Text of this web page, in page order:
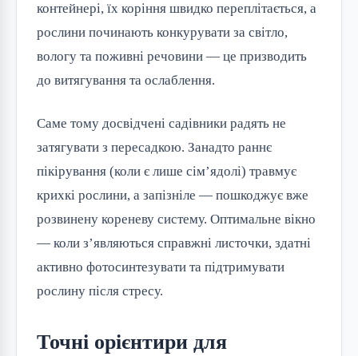
контейнері, їх коріння швидко переплітається, а
рослини починають конкурувати за світло,
вологу та поживні речовини — це призводить
до витягування та ослаблення.
Саме тому досвідчені садівники радять не
затягувати з пересадкою. Занадто раннє
пікірування (коли є лише сім’ядолі) травмує
крихкі рослини, а запізніле — пошкоджує вже
розвинену кореневу систему. Оптимальне вікно
— коли з’являються справжні листочки, здатні
активно фотосинтезувати та підтримувати
рослину після стресу.
Точні орієнтири для